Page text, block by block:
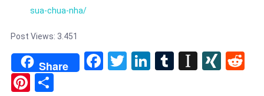
sua-chua-nha/
Post Views: 3.451
Share Facebook
TwitterLinkedIn
Tumblr
Pinterest